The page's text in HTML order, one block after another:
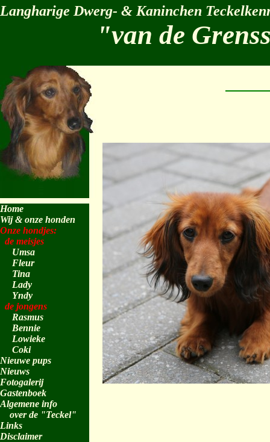
Langharige Dwerg- & Kaninchen
"van de
Home
Wij & onze honden
Onze hondjes:
de meisjes
Umsa
Fleur
Tina
Lady
Yndy
de jongens
Rasmus
Bennie
Lowieke
Coki
Nieuwe pups
Nieuws
Fotogalerij
Gastenboek
Algemene info
over de "Teckel"
Links
Disclaimer